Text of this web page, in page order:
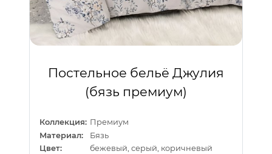
Постельное бельё Джулия
(бязь премиум)
Коллекция: Премиум
Материал:
Бязь
Цвет:
бежевый, серый, коричневый